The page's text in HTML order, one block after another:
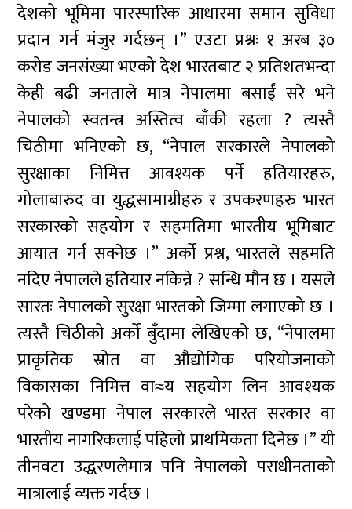
देशको भूमिमा पारस्पारिक आधारमा समान सुविधा
प्रदान गर्न मंजुर गर्दछन् ।” एउटा प्रश्नः १ अरब ३०
करोड जनसंख्या भएको देश भारतबाट २ प्रतिशतभन्दा
केही बढी जनताले मात्र नेपालमा बसाईं सरे भने
नेपालकोे स्वतन्त्र अस्तित्व बाँंकी रहला ? त्यस्तै
चिठीमा भनिएको छ, “नेपाल सरकारले नेपालको
सुरक्षाका निमित्त आवश्यक पर्ने हतियारहरु,
गोलाबारुद वा युद्धसामाग्रीहरु र उपकरणहरु भारत
सरकारको सहयोग र सहमतिमा भारतीय भूमिबाट
आयात गर्न सक्नेछ ।” अर्को प्रश्न, भारतले सहमति
नदिए नेपालले हतियार नकिन्ने ? सन्धि मौन छ । यसले
सारतः नेपालको सुरक्षा भारतको जिम्मा लगाएको छ ।
त्यस्तै चिठीको अर्को बुँंदामा लेखिएको छ, “नेपालमा
प्राकृतिक स्रोत वा औद्योगिक परियोजनाको
विकासका निमित्त वा≈य सहयोग लिन आवश्यक
परेको खण्डमा नेपाल सरकारले भारत सरकार वा
भारतीय नागरिकलाई पहिलो प्राथमिकता दिनेछ ।” यी
तीनवटा उद्धरणलेमात्र पनि नेपालको पराधीनताको
मात्रालाई व्यक्त गर्दछ ।